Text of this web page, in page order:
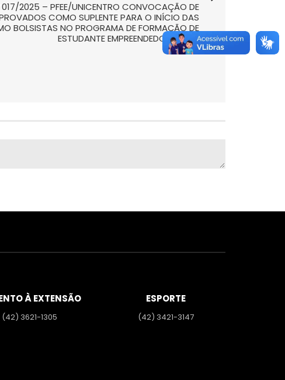
017/2025 – PFEE/UNICENTRO CONVOCAÇÃO DE
COMO SUPLENTE PARA O INÍCIO DAS
BOLSISTAS NO PROGRAMA DE FORMAÇÃO DE
ESTUDANTE EMPREENDEDOR (PFEE)
À EXTENSÃO
(42) 3621-1305
ESPORTE
(42) 3421-3147